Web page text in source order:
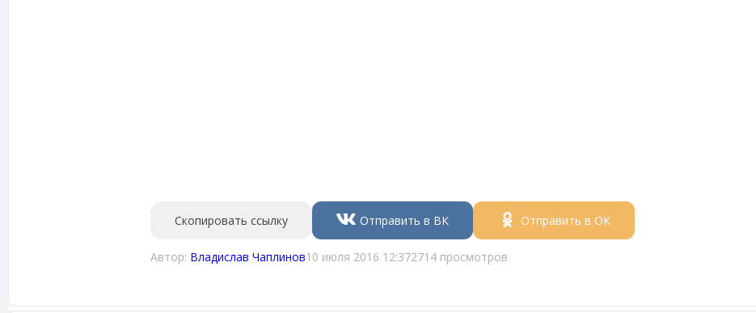
Скопировать ссылку Отправить в ВК Отправить в ОК
Автор: Владислав Чаплинов10 июля 2016 12:372714 просмотров